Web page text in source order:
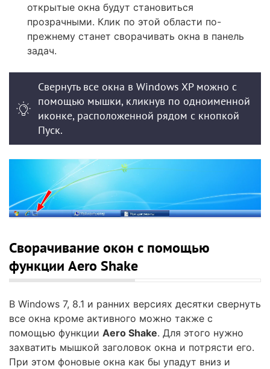
открытые окна будут становиться
прозрачными. Клик по этой области по-
прежнему станет сворачивать окна в панель
задач.
Свернуть все окна в Windows XP можно с
помощью мышки, кликнув по одноименной
иконке, расположенной рядом с кнопкой
Пуск.
Сворачивание окон с помощью
функции Aero Shake
В Windows 7, 8.1 и ранних версиях десятки свернуть
все окна кроме активного можно также с
помощью функции Aero Shake. Для этого нужно
захватить мышкой заголовок окна и потрясти его.
При этом фоновые окна как бы упадут вниз и